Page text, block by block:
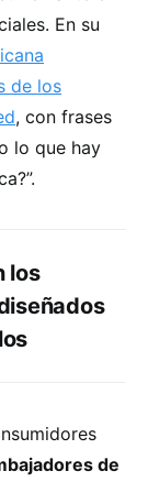
En su
de los
, con frases
lo que hay
los
de